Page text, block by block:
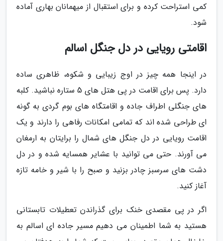
کمی استراحت کرده و برای استقبال از میهمانان بهاری آماده
شود.
اقامتی رویایی در دل جنگل اسالم
در اینجا همه چیز در اوج زیبایی و شکوه، ظاهری ساده
دارد. پس برای اقامت در پی هتل های 5 ستاره نباشید. کلبه
های جنگلی اطراف جاده و اقامتگاه های بوم گردی به گونه
ای طراحی شده اند که تمامی امکانات رفاهی را دارند و یک
اقامت رویایی در دل جنگل های شمال را برایتان به ارمغان
می آورند. حتی می توانید با عشایر همسایه شده و در دل
دشت های سرسبز چادر بزنید و صبح را با شیر و خامه تازه
آغاز کنید.
اگر در پی مقصدی خنک برای گذراندن تعطیلات تابستانی
هستید به شما اطمینان می دهیم مسیر جاده ای اسالم به